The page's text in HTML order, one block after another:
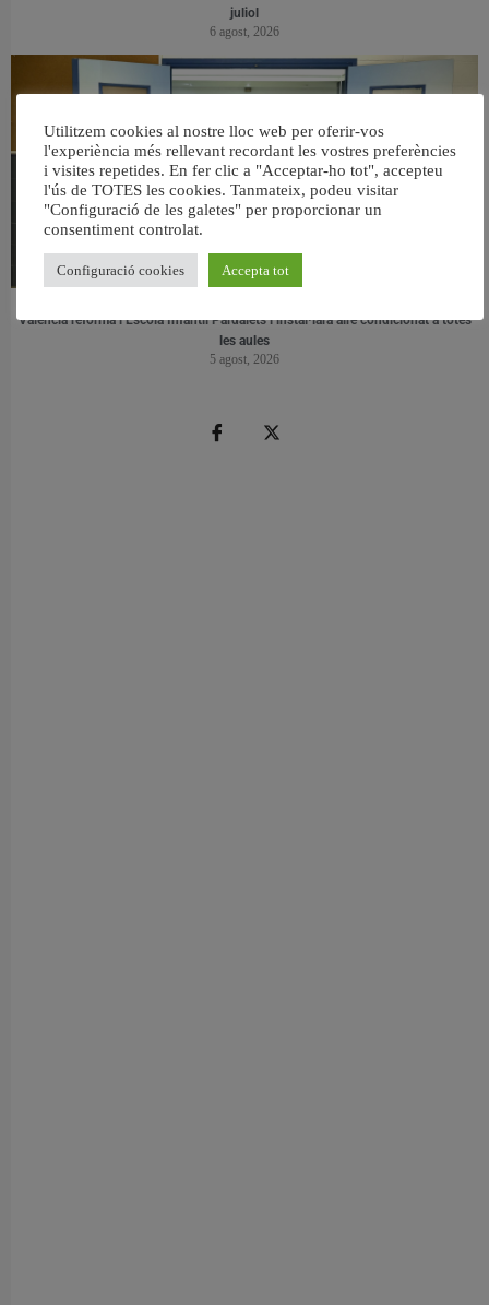
juliol
6 agost, 2026
València reforma l’Escola Infantil Pardalets i instal·larà aire condicionat a totes
les aules
5 agost, 2026
Utilitzem cookies al nostre lloc web per oferir-vos
l'experiència més rellevant recordant les vostres preferències
i visites repetides. En fer clic a "Acceptar-ho tot", accepteu
l'ús de TOTES les cookies. Tanmateix, podeu visitar
"Configuració de les galetes" per proporcionar un
consentiment controlat.
Configuració cookies Accepta tot